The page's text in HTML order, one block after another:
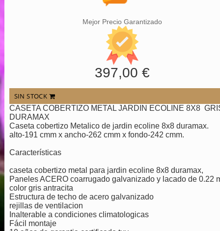
Mejor Precio Garantizado
397,00 €
SIN STOCK
CASETA COBERTIZO METAL JARDIN ECOLINE 8X8
DURAMAX
Caseta cobertizo Metalico de jardin ecoline 8x8 duramax.
alto-191 cmm x ancho-262 cmm x fondo-242 cmm.
Características
caseta cobertizo metal para jardin ecoline 8x8 duramax,
Paneles ACERO coarrugado galvanizado y lacado de 0.22
color gris antracita
Estructura de techo de acero galvanizado
rejillas de ventilacion
Inalterable a condiciones climatologicas
Fácil montaje